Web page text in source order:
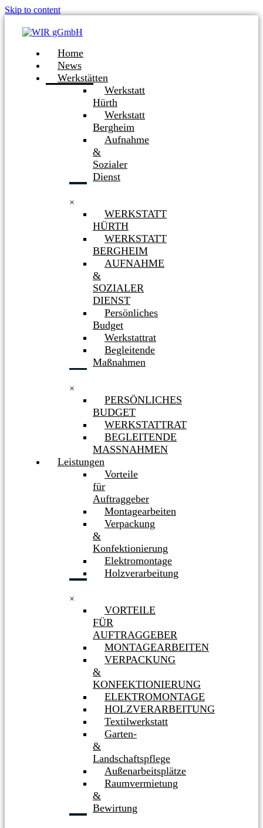
Skip to content
Home
News
Werkstätten
Werkstatt
Hürth
Werkstatt
Bergheim
Aufnahme
&
Sozialer
Dienst
×
WERKSTATT
HÜRTH
WERKSTATT
BERGHEIM
AUFNAHME
&
SOZIALER
DIENST
Persönliches
Budget
Werkstattrat
Begleitende
Maßnahmen
×
PERSÖNLICHES
BUDGET
WERKSTATTRAT
BEGLEITENDE
MASSNAHMEN
Leistungen
Vorteile
für
Auftraggeber
Montagearbeiten
Verpackung
&
Konfektionierung
Elektromontage
Holzverarbeitung
×
VORTEILE
FÜR
AUFTRAGGEBER
MONTAGEARBEITEN
VERPACKUNG
&
KONFEKTIONIERUNG
ELEKTROMONTAGE
HOLZVERARBEITUNG
Textilwerkstatt
Garten-
&
Landschaftspflege
Außenarbeitsplätze
Raumvermietung
&
Bewirtung